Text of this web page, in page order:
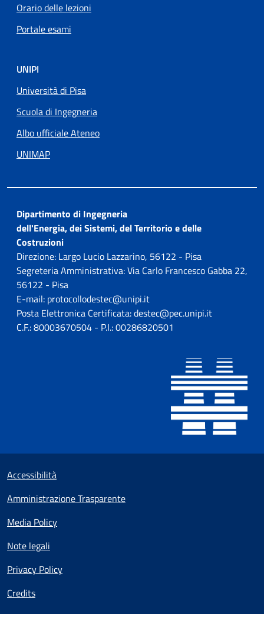
Orario delle lezioni
Portale esami
UNIPI
Università di Pisa
Scuola di Ingegneria
Albo ufficiale Ateneo
UNIMAP
Dipartimento di Ingegneria
dell'Energia, dei Sistemi, del Territorio e delle
Costruzioni
Direzione: Largo Lucio Lazzarino, 56122 - Pisa
Segreteria Amministrativa: Via Carlo Francesco Gabba 22,
56122 - Pisa
E-mail: protocollodestec@unipi.it
Posta Elettronica Certificata: destec@pec.unipi.it
C.F.: 80003670504 - P.I.: 00286820501
Small prints
Sezione Link utili
Accessibilità
Amministrazione Trasparente
Media Policy
Note legali
Privacy Policy
Credits